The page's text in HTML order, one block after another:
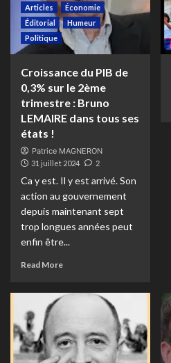
Articles
Économie
Éditorial
Humeur
Politique
Croissance du PIB de
0,3% sur le 2ème
trimestre : Bruno
LEMAIRE dans tous ses
états !
Patrice MAGNERON
31 juillet 2024 2
Ca y est. Il y est arrivé. Son
action au gouvernement
depuis maintenant sept
trop longues années peut
enfin être...
Read More